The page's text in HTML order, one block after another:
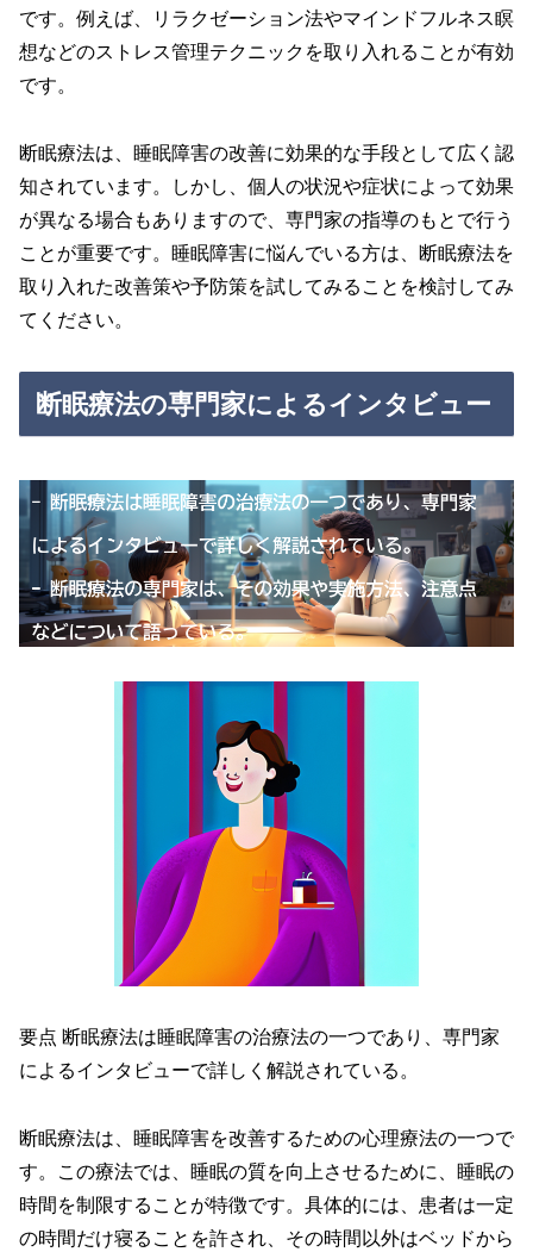
です。例えば、リラクゼーション法やマインドフルネス瞑
想などのストレス管理テクニックを取り入れることが有効
です。
断眠療法は、睡眠障害の改善に効果的な手段として広く認
知されています。しかし、個人の状況や症状によって効果
が異なる場合もありますので、専門家の指導のもとで行う
ことが重要です。睡眠障害に悩んでいる方は、断眠療法を
取り入れた改善策や予防策を試してみることを検討してみ
てください。
断眠療法の専門家によるインタビュー
要点 断眠療法は睡眠障害の治療法の一つであり、専門家
によるインタビューで詳しく解説されている。
断眠療法は、睡眠障害を改善するための心理療法の一つで
す。この療法では、睡眠の質を向上させるために、睡眠の
時間を制限することが特徴です。具体的には、患者は一定
の時間だけ寝ることを許され、その時間以外はベッドから